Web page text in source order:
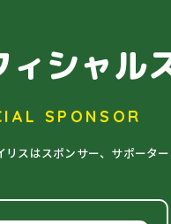
ィシャル
SPONSOR
リスはスポンサー、サポータ